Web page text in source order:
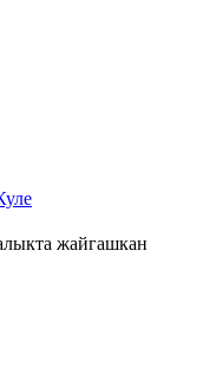
жайгашкан